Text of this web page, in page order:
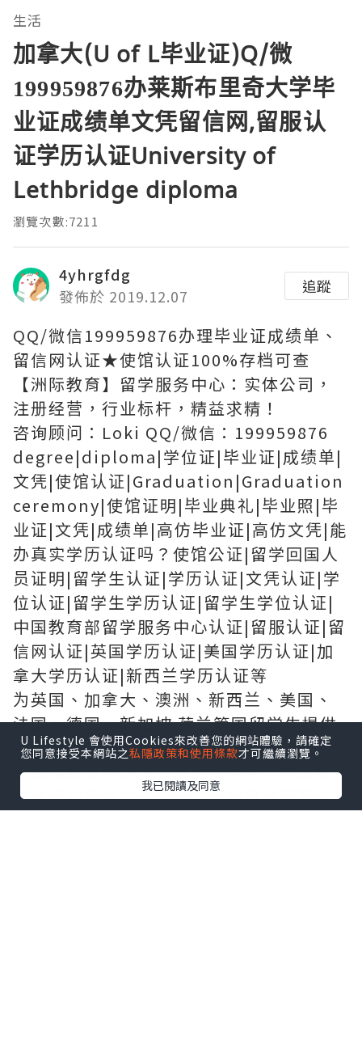
生活
加拿大(U of L毕业证)Q/微
199959876办莱斯布里奇大学毕
业证成绩单文凭留信网,留服认
证学历认证University of
Lethbridge diploma
瀏覽次數:7211
4yhrgfdg
發佈於 2019.12.07
追蹤
QQ/微信199959876办理毕业证成绩单、
留信网认证★使馆认证100%存档可查
【洲际教育】留学服务中心：实体公司，
注册经营，行业标杆，精益求精！
咨询顾问：Loki QQ/微信：199959876
degree|diploma|学位证|毕业证|成绩单|
文凭|使馆认证|Graduation|Graduation
ceremony|使馆证明|毕业典礼|毕业照|毕
业证|文凭|成绩单|高仿毕业证|高仿文凭|能
办真实学历认证吗？使馆公证|留学回国人
员证明|留学生认证|学历认证|文凭认证|学
位认证|留学生学历认证|留学生学位认证|
中国教育部留学服务中心认证|留服认证|留
信网认证|英国学历认证|美国学历认证|加
拿大学历认证|新西兰学历认证等
为英国、加拿大、澳洲、新西兰、美国、
法国、德国、新加坡 荷兰等国留学生提供
以下服务：
★真实教育部认证，教育部存档，中国教
育部留学服务中心认证（即教育部留服认
U Lifestyle 會使用Cookies來改善您的網站體驗，請確定
您同意接受本網站之私隱政策和使用條款才可繼續瀏覽。
我已閱讀及同意